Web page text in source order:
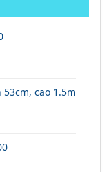
53cm, cao 1.5m